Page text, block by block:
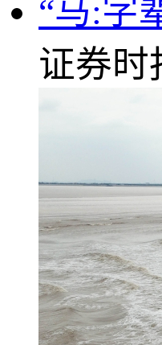
“马:字
证券时